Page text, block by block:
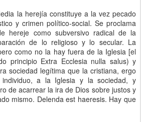
la herejía constituye a la vez pecado
y crimen político-social. Se proclama
hereje como subversivo radical de la
de lo religioso y lo secular. La
como no la hay fuera de la Iglesia [el
principio Extra Ecclesia nulla salus) y
sociedad legítima que la cristiana, ergo
a la Iglesia y la sociedad, y
de acarrear la ira de Dios sobre justos y
mismo. Delenda est haeresis. Hay que